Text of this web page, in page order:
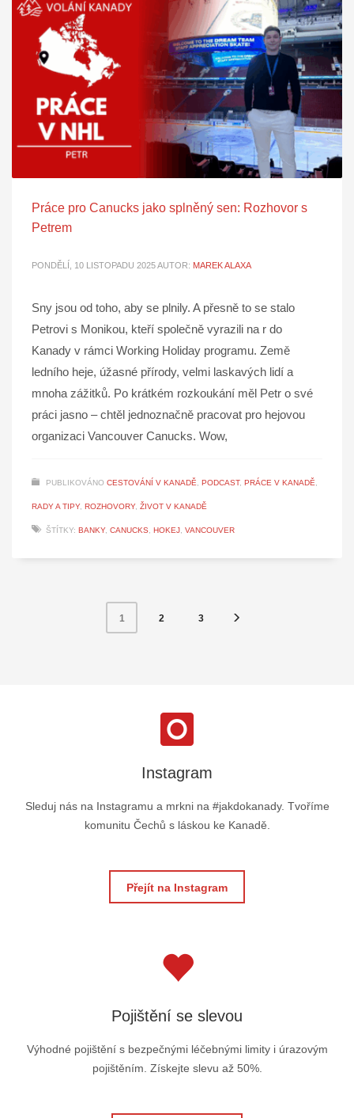
Práce pro Canucks jako splněný sen: Rozhovor s
Petrem
PONDĚLÍ, 10 LISTOPADU 2025AUTOR: MAREK ALAXA
Sny jsou od toho, aby se plnily. A přesně to se stalo
Petrovi s Monikou, kteří společně vyrazili na r do
Kanady v rámci Working Holiday programu. Země
ledního heje, úžasné přírody, velmi laskavých lidí a
mnoha zážitků. Po krátkém rozkoukání měl Petr o své
práci jasno – chtěl jednoznačně pracovat pro hejovou
organizaci Vancouver Canucks. Wow,
PUBLIKOVÁNO CESTOVÁNÍ V KANADĚ, PODCAST, PRÁCE V KANADĚ,
RADY A TIPY, ROZHOVORY, ŽIVOT V KANADĚ
ŠTÍTKY: BANKY, CANUCKS, HOKEJ, VANCOUVER
1 2 3
Instagram
Sleduj nás na Instagramu a mrkni na #jakdokanady. Tvoříme
komunitu Čechů s láskou ke Kanadě.
Přejít na Instagram
Pojištění se slevou
Výhodné pojištění s bezpečnými léčebnými limity i úrazovým
pojištěním. Získejte slevu až 50%.